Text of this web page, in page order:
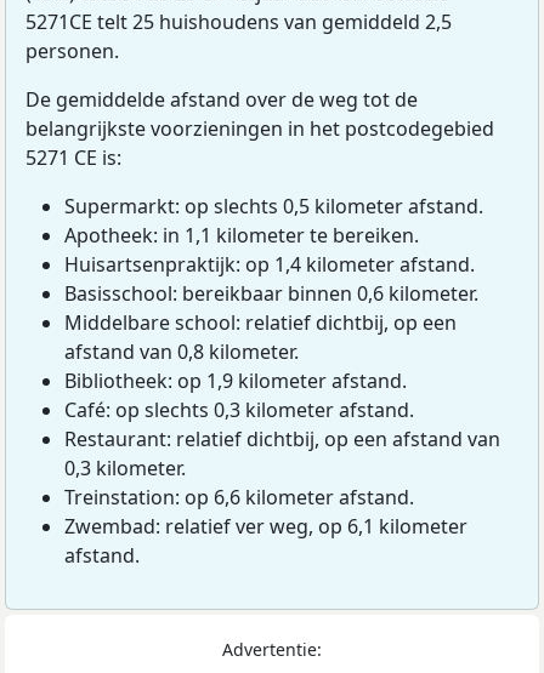
5271CE telt 25 huishoudens van gemiddeld 2,5
personen.
De gemiddelde afstand over de weg tot de
belangrijkste voorzieningen in het postcodegebied
5271 CE is:
Supermarkt: op slechts 0,5 kilometer afstand.
Apotheek: in 1,1 kilometer te bereiken.
Huisartsenpraktijk: op 1,4 kilometer afstand.
Basisschool: bereikbaar binnen 0,6 kilometer.
Middelbare school: relatief dichtbij, op een
afstand van 0,8 kilometer.
Bibliotheek: op 1,9 kilometer afstand.
Café: op slechts 0,3 kilometer afstand.
Restaurant: relatief dichtbij, op een afstand van
0,3 kilometer.
Treinstation: op 6,6 kilometer afstand.
Zwembad: relatief ver weg, op 6,1 kilometer
afstand.
Advertentie: